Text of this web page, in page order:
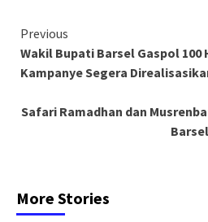
Continue
Reading
Previous
Wakil Bupati Barsel Gaspol 100
Kampanye Segera
Safari Ramadhan dan
More Stories